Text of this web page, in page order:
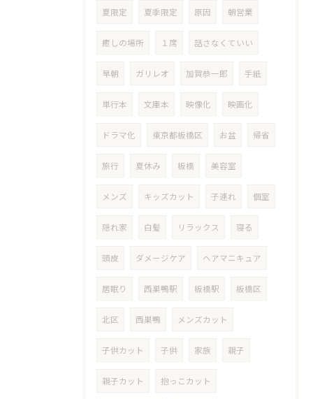
夏限定 夏季限定 原因 朝営業
癒しの場所 １席 話さなくていい
早朝 ガリレオ 加賀恭一郎 手紙
単行本 文庫本 映像化 映画化
ドラマ化 東京都板橋区 お盆 帰省
旅行 夏休み 板橋 美容室
メンズ キッズカット 子連れ 個室
隠れ家 白髪 リラックス 寝る
頭皮 ダメージケア ヘアマニキュア
居眠り 西巣鴨駅 板橋駅 板橋区
北区 西巣鴨 メンズカット
子供カット 子供 家族 親子
親子カット 抱っこカット